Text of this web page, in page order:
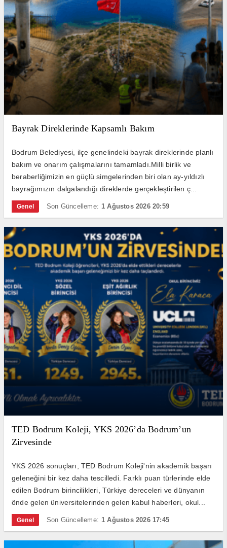
Bayrak Direklerinde Kapsamlı Bakım
Bodrum Belediyesi, ilçe genelindeki bayrak direklerinde planlı
bakım ve onarım çalışmalarını tamamladı.Milli birlik ve
beraberliğimizin en güçlü simgelerinden biri olan ay-yıldızlı
bayrağımızın dalgalandığı direklerde gerçekleştirilen ç...
Genel Son Güncelleme: 1 Ağustos 2026 20:59
TED Bodrum Koleji, YKS 2026’da Bodrum’un
Zirvesinde
YKS 2026 sonuçları, TED Bodrum Koleji'nin akademik başarı
geleneğini bir kez daha tescilledi. Farklı puan türlerinde elde
edilen Bodrum birincilikleri, Türkiye dereceleri ve dünyanın
önde gelen üniversitelerinden gelen kabul haberleri, okul...
Genel Son Güncelleme: 1 Ağustos 2026 17:45